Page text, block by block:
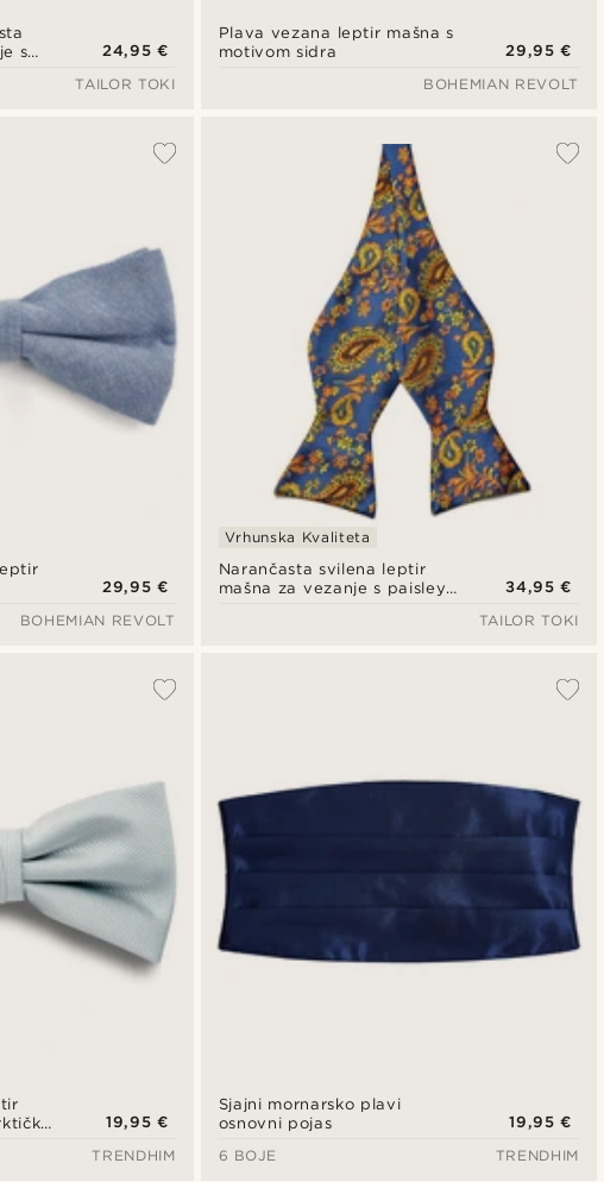
s
24,95 €
TAILOR TOKI
Plava vezana leptir mašna s
motivom sidra
29,95 €
BOHEMIAN REVOLT
29,95 €
BOHEMIAN REVOLT
Narančasta svilena leptir
mašna za vezanje s paisley
Vrhunska Kvaliteta
34,95 €
TAILOR TOKI
19,95 €
TRENDHIM
Sjajni mornarsko plavi
osnovni pojas
19,95 €
6 BOJE
TRENDHIM